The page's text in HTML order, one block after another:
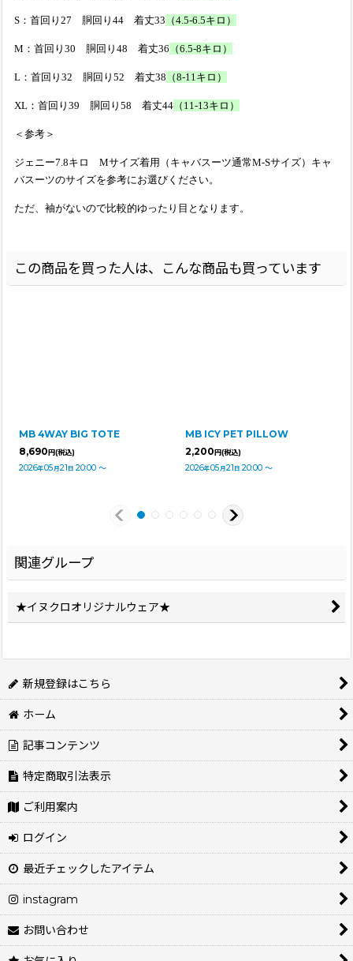
S：首回り27 胴回り44 着丈33 （4.5-6.5キロ）
M：首回り30 胴回り48 着丈36 （6.5-8キロ）
L：首回り32 胴回り52 着丈38 （8-11キロ）
XL：首回り39 胴回り58 着丈44 （ 11-13キロ）
＜参考＞
ジェニー7.8キロ Mサイズ着用（キャバスーツ通常M-Sサイズ）キャ
バスーツのサイズを参考にお選びください。
ただ、袖がないので比較的ゆったり目となります。
この商品を買った人は、こんな商品も買っています
MB 4WAY BIG TOTE
8,690円(税込)
2026年05月21 日 20:00 ～
MB ICY PET PILLOW
2,200円(税込)
2026年05月21 日 20:00 ～
関連グループ
★イヌクロオリジナルウェア★
新規登録はこちら
ホーム
記事コンテンツ
特定商取引法表示
ご利用案内
ログイン
最近チェックしたアイテム
instagram
お問い合わせ